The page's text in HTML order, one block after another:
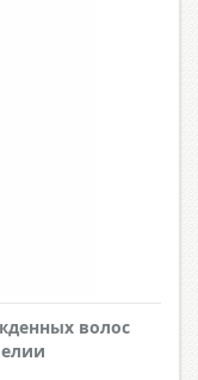
волос